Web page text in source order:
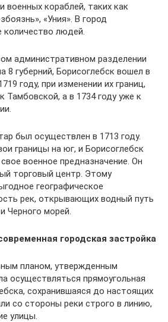
военных кораблей, таких как
«Уния». В город
количество людей.
административном разделении
8 губерний, Борисоглебск вошел в
году, при изменении их границ,
Тамбовской, а в 1734 году уже к
был осуществлен в 1713 году.
границы на юг, и Борисоглебск
военное предназначение. Он
торговый центр. Этому
географическое
рек, открывающих водный путь
Черного морей.
городская застройка
планом, утвержденным
осуществляться прямоугольная
сохранившаяся до настоящих
со стороны реки строго в линию,
улицы.